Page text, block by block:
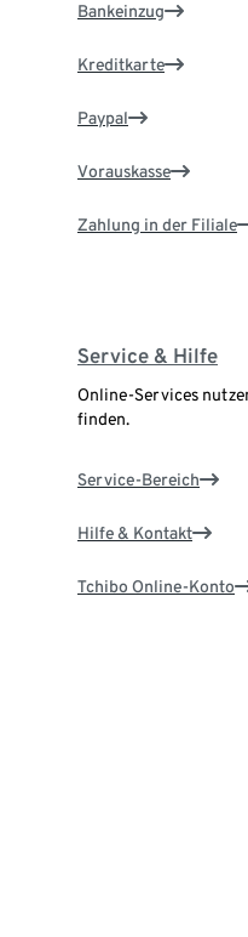
Bankeinzug
Kreditkarte
Paypal
Vorauskasse
Zahlung in der Filiale
Service & Hilfe
Online-Services
finden.
Service-Bereich
Hilfe & Kontakt
Tchibo Online-Konto